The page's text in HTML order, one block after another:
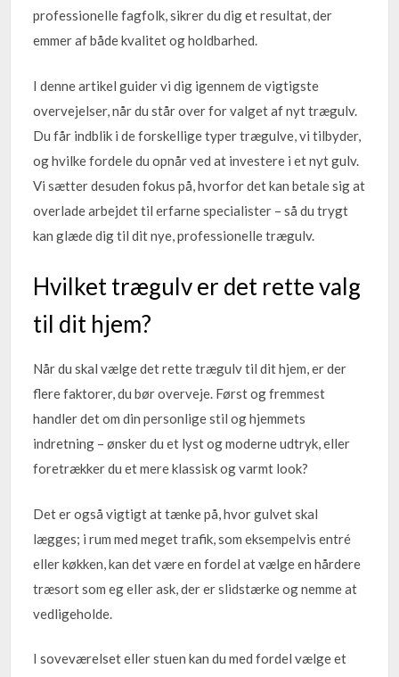
professionelle fagfolk, sikrer du dig et resultat, der
emmer af både kvalitet og holdbarhed.
I denne artikel guider vi dig igennem de vigtigste
overvejelser, når du står over for valget af nyt trægulv.
Du får indblik i de forskellige typer trægulve, vi tilbyder,
og hvilke fordele du opnår ved at investere i et nyt gulv.
Vi sætter desuden fokus på, hvorfor det kan betale sig at
overlade arbejdet til erfarne specialister – så du trygt
kan glæde dig til dit nye, professionelle trægulv.
Hvilket trægulv er det rette valg
til dit hjem?
Når du skal vælge det rette trægulv til dit hjem, er der
flere faktorer, du bør overveje. Først og fremmest
handler det om din personlige stil og hjemmets
indretning – ønsker du et lyst og moderne udtryk, eller
foretrækker du et mere klassisk og varmt look?
Det er også vigtigt at tænke på, hvor gulvet skal
lægges; i rum med meget trafik, som eksempelvis entré
eller køkken, kan det være en fordel at vælge en hårdere
træsort som eg eller ask, der er slidstærke og nemme at
vedligeholde.
I soveværelset eller stuen kan du med fordel vælge et